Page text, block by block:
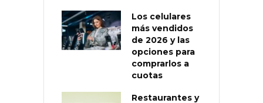
Los celulares
más vendidos
de 2026 y las
opciones para
comprarlos a
cuotas
Restaurantes y